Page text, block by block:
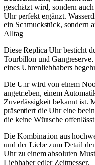
geschätzt wird, sondern
Uhr perfekt ergänzt.
ein Schmuckstück, sondern
Alltag.
Diese Replica Uhr besticht
Tourbillon und
eines Uhrenliebhabers
Die Uhr wird von einem
angetrieben, einem
Zuverlässigkeit bekannt ist.
präsentiert die Uhr eine
die keine Wünsche offenlässt.
Die Kombination aus
und der Liebe zum Detail
Uhr zu einem absoluten
Liebhaber edler Zeitmesser.